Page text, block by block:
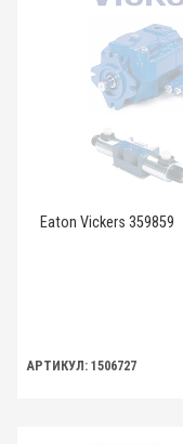
Eaton Vickers 359859
АРТИКУЛ: 1506727